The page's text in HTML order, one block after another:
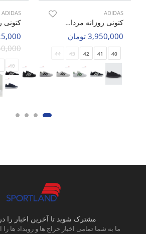
ADIDAS
کتونی روزانه مردانه آدیداس Adidas Grand Court 2.0 M
3,950,000 تومان
40
41
42
43
44
ADIDAS
40
مشترک شوید تا آخرین اخبار را
ما به شما تمامی اخبار حراج ها و رویداد ها